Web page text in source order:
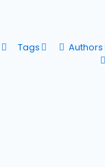
Tags
Authors